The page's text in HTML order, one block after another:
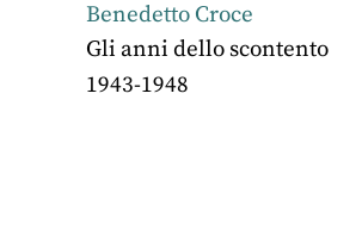
Benedetto Croce
Gli anni dello scontento
1943-1948